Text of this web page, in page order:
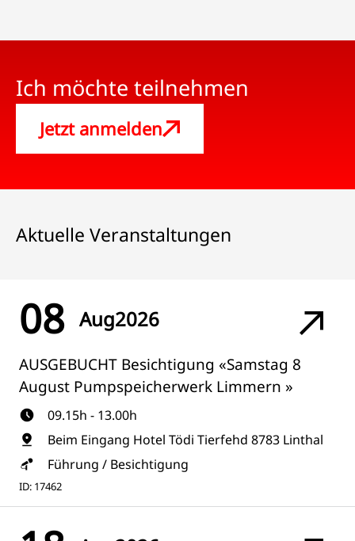
Ich möchte teilnehmen
Jetzt anmelden
Aktuelle Veranstaltungen
08 Aug2026
AUSGEBUCHT Besichtigung «Samstag 8
August Pumpspeicherwerk Limmern »
09.15h - 13.00h
Beim Eingang Hotel Tödi Tierfehd 8783 Linthal
Führung / Besichtigung
ID: 17462